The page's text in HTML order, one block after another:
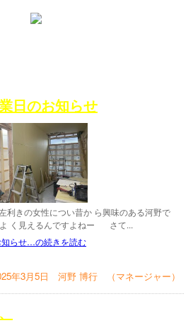
日のお知らせ
きの女性につい昔か ら興味のある河野で
く見えるんですよねー さて...
知らせ…の続きを読む
年3月5日 河野 博行 （マネージャー）